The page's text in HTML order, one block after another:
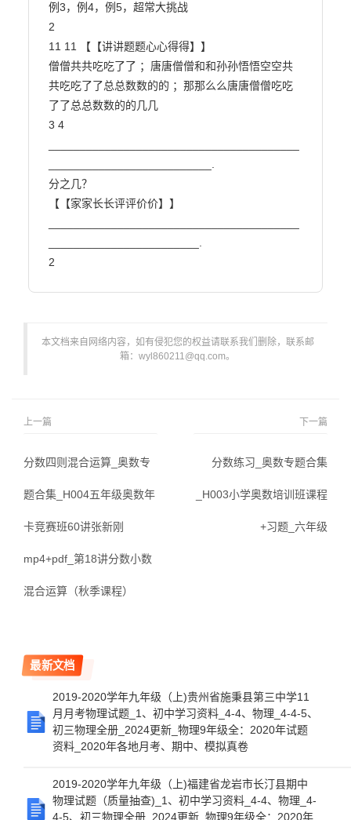
例3，例4，例5，超常大挑战
2
11 11 【【讲讲题题心心得得】】
僧僧共共吃吃了了 ；唐唐僧僧和和孙孙悟悟空空共
共吃吃了了总总数数的的 ；那那么么唐唐僧僧吃吃
了了总总数数的的几几
3 4
__________________________.
分之几？
【【家家长长评评价价】】
________________________.
2
本文档来自网络内容，如有侵犯您的权益请联系我们删除，联系邮
箱：wyl860211@qq.com。
上一篇
分数四则混合运算_奥数专
题合集_H004五年级奥数年
卡竞赛班60讲张新刚
mp4+pdf_第18讲分数小数
混合运算（秋季课程）
下一篇
分数练习_奥数专题合集
_H003小学奥数培训班课程
+习题_六年级
最新文档
2019-2020学年九年级（上)贵州省施秉县第三中学11
月月考物理试题_1、初中学习资料_4-4、物理_4-4-5、
初三物理全册_2024更新_物理9年级全：2020年试题
资料_2020年各地月考、期中、模拟真卷
2019-2020学年九年级（上)福建省龙岩市长汀县期中
物理试题（质量抽查)_1、初中学习资料_4-4、物理_4-
4-5、初三物理全册_2024更新_物理9年级全：2020年